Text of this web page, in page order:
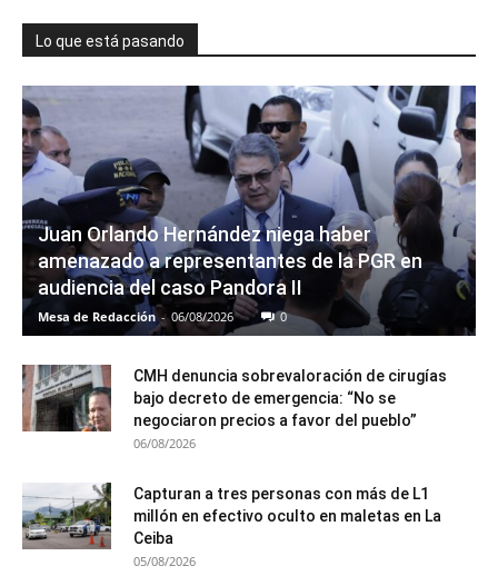
Lo que está pasando
Juan Orlando Hernández niega haber
amenazado a representantes de la PGR en
audiencia del caso Pandora II
Mesa de Redacción - 06/08/2026 0
CMH denuncia sobrevaloración de cirugías
bajo decreto de emergencia: “No se
negociaron precios a favor del pueblo”
06/08/2026
Capturan a tres personas con más de L1
millón en efectivo oculto en maletas en La
Ceiba
05/08/2026